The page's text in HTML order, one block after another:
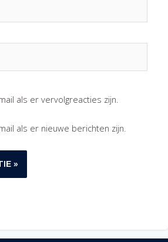
als er vervolgreacties zijn.
als er nieuwe berichten zijn.